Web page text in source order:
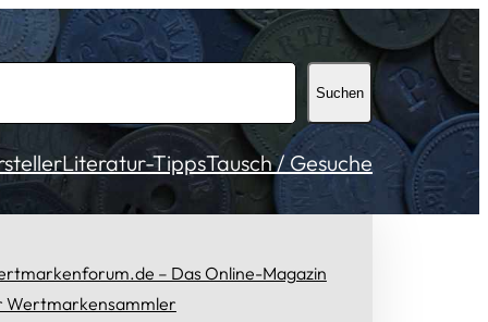
Suchen
Literatur-TippsTausch / Gesuche
– Das Online-Magazin
Wertmarkensammler